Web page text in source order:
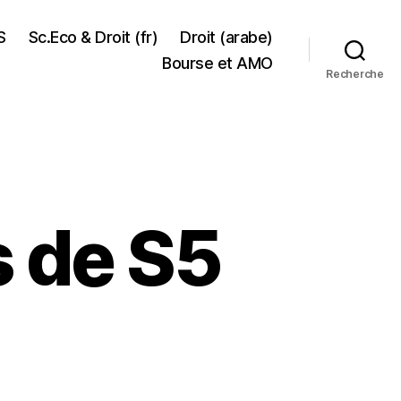
Sc.Eco & Droit (fr)
Droit (arabe)
Bourse et AMO
Recherche
S5